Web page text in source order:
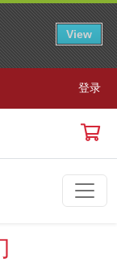
View
登录